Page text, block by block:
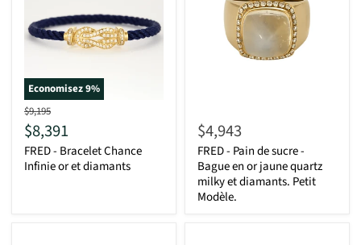
Economisez9%
D'origine
$9,195
Actuel
$8,391
FRED - Bracelet Chance
Infinie or et diamants
$4,943
FRED - Pain de sucre -
Bague en or jaune quartz
milky et diamants. Petit
Modèle.